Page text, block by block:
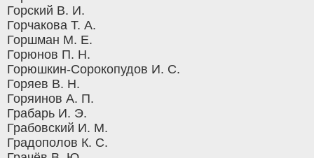
Горский В. И.
Горчакова Т. А.
Горшман М. Е.
Горюнов П. Н.
Горюшкин-Сорокопудов И. С.
Горяев В. Н.
Горяинов А. П.
Грабарь И. Э.
Грабовский И. М.
Градополов К. С.